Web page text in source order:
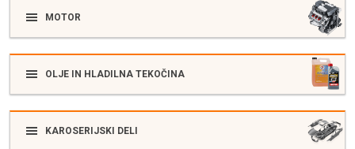
MOTOR
OLJE IN HLADILNA TEKOČINA
KAROSERIJSKI DELI